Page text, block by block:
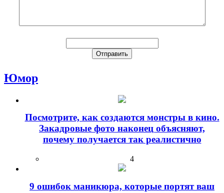
Юмор
Посмотрите, как создаются монстры в кино.
Закадровые фото наконец объясняют,
почему получается так реалистично
4
9 ошибок маникюра, которые портят ваш